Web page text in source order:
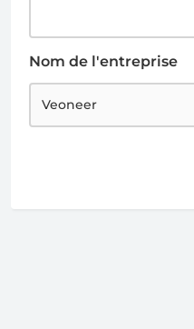
Nom de l'entreprise